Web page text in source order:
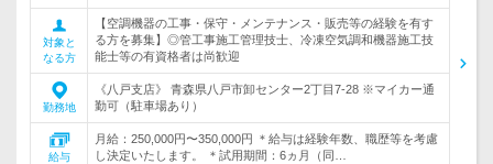
対象と
なる方
【空調機器の工事・保守・メンテナンス・販売等の経験を有す
る方を募集】◎管工事施工管理技士、冷凍空気調和機器施工技
能士等の有資格者は尚歓迎
勤務地
《八戸支店》 青森県八戸市卸センター2丁目7-28 ※マイカー通
勤可（駐車場あり）
給与
月給：250,000円〜350,000円 ＊給与は経験年数、職歴等を考慮
し決定いたします。 ＊試用期間：6ヵ月（同…